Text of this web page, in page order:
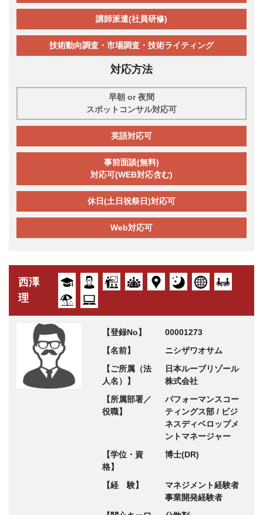
講師派遣(社員研修)
技術動向調査・市場調査・技術ライティング
対応方法
早朝 or 夜間
スポットコンサル対応可
英語対応可
事前面談(無料)
対応可(WEB対応含む)
休日(土日祝祭日)対応可
Web対応可
西澤
理
【登録No】
00001273
【名前】
ニシザワオサム
【ご所属（法
人名）】
日本ルーブリゾール
株式会社
【所属部署／
役職】
パフォーマンスコー
ティングス部 / ビジ
ネスディベロップメ
ントマネージャー
【学位・資
格】
博士(DR)
【経 験】
マネジメント経験者
事業開発経験者